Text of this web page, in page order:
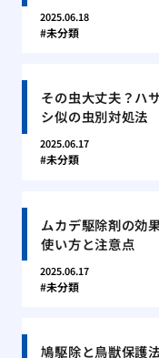
2025.06.18
未分類
その虫大丈夫？ハ
シ似の虫別対処法
2025.06.17
未分類
ムカデ駆除剤の効
使い方と注意点
2025.06.17
未分類
鳩駆除と鳥獣保護